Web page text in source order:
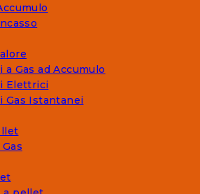
a Gas ad Accumulo
Elettrici
Gas Istantanei